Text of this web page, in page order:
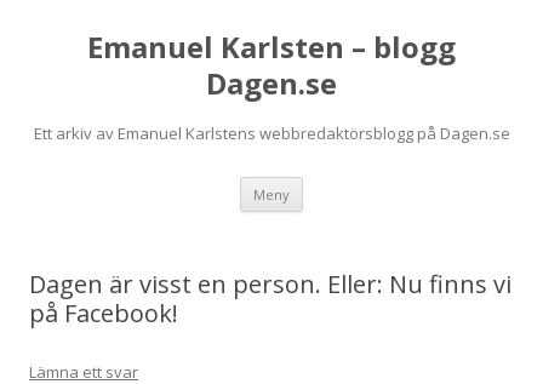
Emanuel Karlsten – blogg
Dagen.se
Ett arkiv av Emanuel Karlstens webbredaktörsblogg på Dagen.se
Meny
Dagen är visst en person. Eller: Nu finns vi
på Facebook!
Lämna ett svar